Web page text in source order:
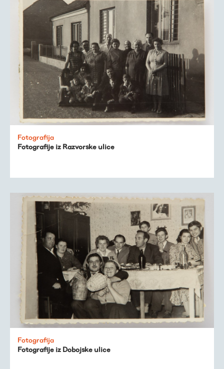
O nama
Fotografija
Fotografije iz Razvorske ulice
Fotografija
Fotografije iz Dobojske ulice